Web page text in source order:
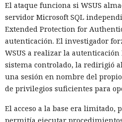
El ataque funciona si WSUS
servidor Microsoft SQL
Extended Protection for
autenticación. El investigador
WSUS a realizar la
sistema controlado, la redirigió
una sesión en nombre del
de privilegios suficientes para
El acceso a la base era limitado,